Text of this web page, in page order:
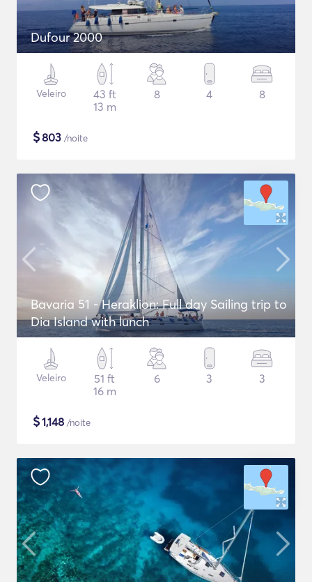
Dufour 2000
Veleiro
43 ft
13 m
8 4 8
$803 /noite
Bavaria 51 - Heraklion: Full day Sailing trip to
Dia Island with lunch
Veleiro
51 ft
16 m
6 3 3
$1,148 /noite